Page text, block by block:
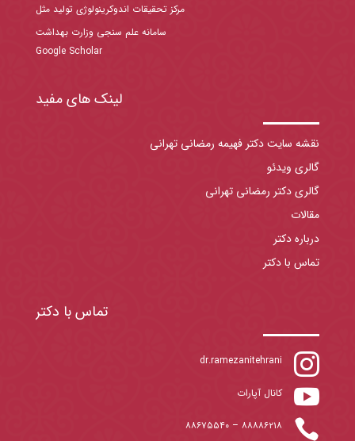
مرکز تحقیقات اندوکرینولوژی تولید مثل
سامانه علم سنجی وزارت بهداشت
Google Scholar
لینک های مفید
نقشه سایت دکتر فهیمه رمضانی تهرانی
گالری ویدئو
گالری دکتر رمضانی تهرانی
مقالات
درباره دکتر
تماس با دکتر
تماس با دکتر

dr.ramezanitehrani
 کانال آپارات
 ۸۸۸۸۶۲۱۸– ۸۸۶۷۵۵۴۰